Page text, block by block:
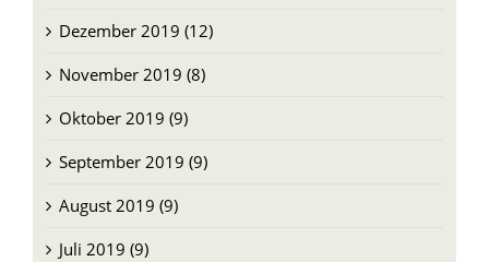
Dezember 2019 (12)
November 2019 (8)
Oktober 2019 (9)
September 2019 (9)
August 2019 (9)
Juli 2019 (9)